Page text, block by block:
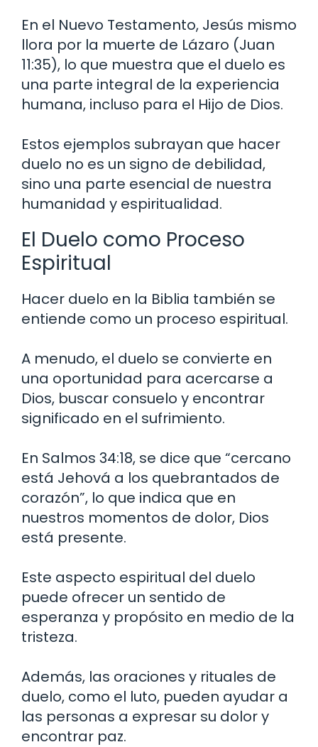
En el Nuevo Testamento, Jesús mismo
llora por la muerte de Lázaro (Juan
11:35), lo que muestra que el duelo es
una parte integral de la experiencia
humana, incluso para el Hijo de Dios.
Estos ejemplos subrayan que hacer
duelo no es un signo de debilidad,
sino una parte esencial de nuestra
humanidad y espiritualidad.
El Duelo como Proceso
Espiritual
Hacer duelo en la Biblia también se
entiende como un proceso espiritual.
A menudo, el duelo se convierte en
una oportunidad para acercarse a
Dios, buscar consuelo y encontrar
significado en el sufrimiento.
En Salmos 34:18, se dice que “cercano
está Jehová a los quebrantados de
corazón”, lo que indica que en
nuestros momentos de dolor, Dios
está presente.
Este aspecto espiritual del duelo
puede ofrecer un sentido de
esperanza y propósito en medio de la
tristeza.
Además, las oraciones y rituales de
duelo, como el luto, pueden ayudar a
las personas a expresar su dolor y
encontrar paz.